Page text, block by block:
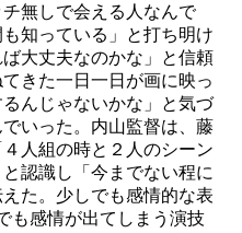
無しで会える人なんで
知っている」と打ち明け
ば大丈夫なのかな」と信頼
きた一日一日が画に映っ
んじゃないかな」と気づ
いった。内山監督は、藤
人組の時と２人のシーン
認識し「今までない程に
た。少しでも感情的な表
も感情が出てしまう演技